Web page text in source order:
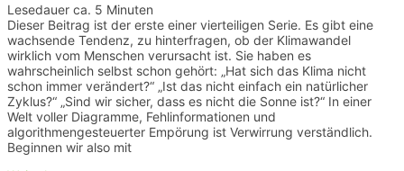
Lesedauer ca. 5 Minuten
Dieser Beitrag ist der erste einer vierteiligen Serie. Es gibt eine
wachsende Tendenz, zu hinterfragen, ob der Klimawandel
wirklich vom Menschen verursacht ist. Sie haben es
wahrscheinlich selbst schon gehört: „Hat sich das Klima nicht
schon immer verändert?“ „Ist das nicht einfach ein natürlicher
Zyklus?“ „Sind wir sicher, dass es nicht die Sonne ist?“ In einer
Welt voller Diagramme, Fehlinformationen und
algorithmengesteuerter Empörung ist Verwirrung verständlich.
Beginnen wir also mit